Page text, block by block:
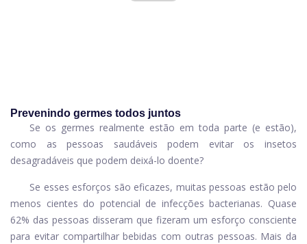
Prevenindo germes todos juntos
Se os germes realmente estão em toda parte (e estão),
como as pessoas saudáveis ​​podem evitar os insetos
desagradáveis ​​que podem deixá-lo doente?
Se esses esforços são eficazes, muitas pessoas estão pelo
menos cientes do potencial de infecções bacterianas. Quase
62% das pessoas disseram que fizeram um esforço consciente
para evitar compartilhar bebidas com outras pessoas. Mais da